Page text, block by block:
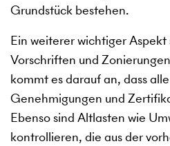
Grundstück bestehen.
Ein weiterer wichtiger
Vorschriften und
kommt es darauf an, dass
Genehmigungen und
Ebenso sind Altlasten wie
kontrollieren, die aus der